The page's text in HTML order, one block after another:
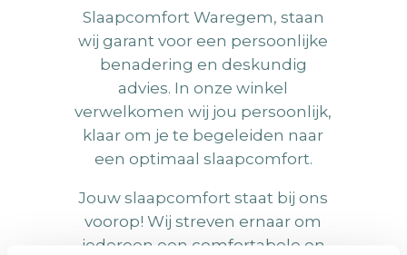
Slaapcomfort Waregem, staan
wij garant voor een persoonlijke
benadering en deskundig
advies. In onze winkel
verwelkomen wij jou persoonlijk,
klaar om je te begeleiden naar
een optimaal slaapcomfort.
Jouw slaapcomfort staat bij ons
voorop! Wij streven ernaar om
iedereen een comfortabele en